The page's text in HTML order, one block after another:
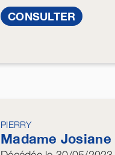
CONSULTER
PIERRY
Madame Josiane